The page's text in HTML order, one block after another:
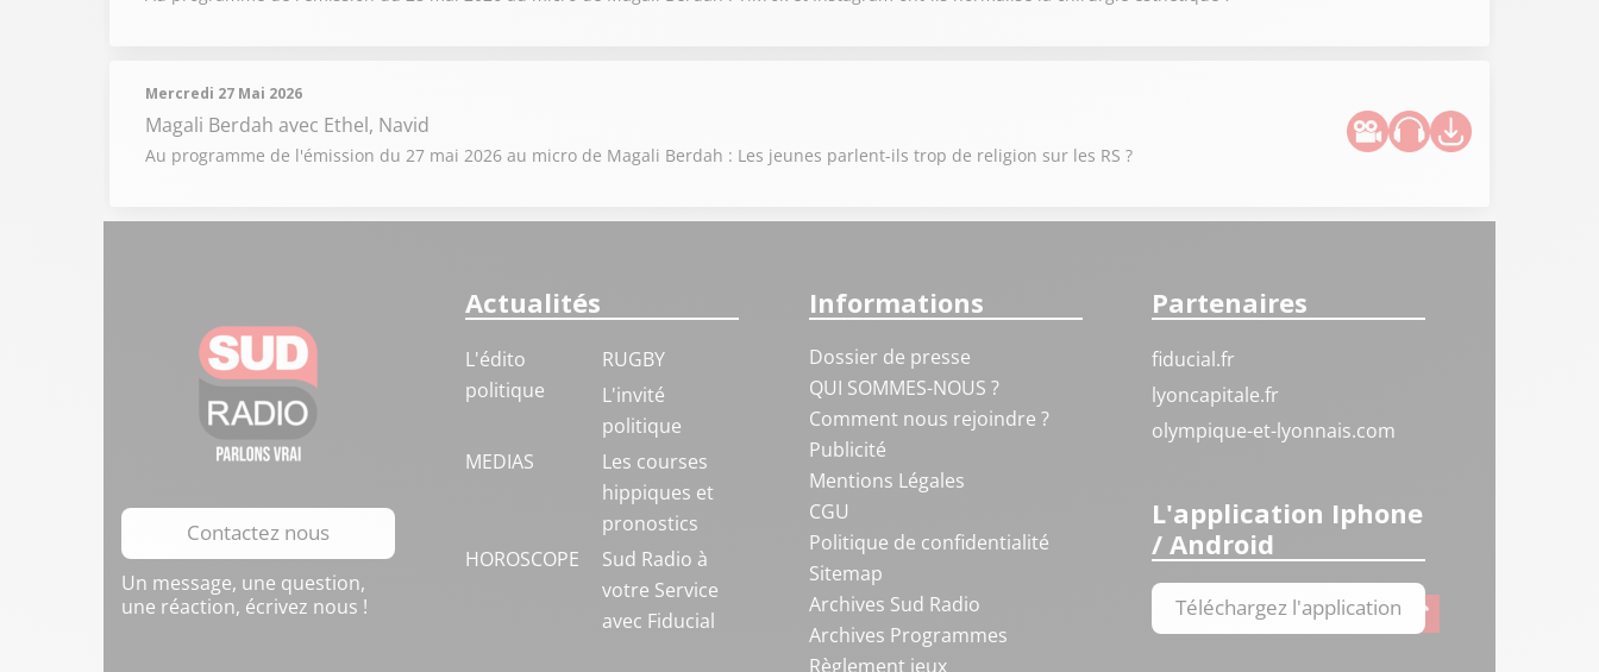
Mercredi 27 Mai 2026
Magali Berdah avec Ethel, Navid
Au programme de l'émission du 27 mai 2026 au micro de Magali Berdah : Les jeunes parlent-ils trop de religion sur les RS ?
Contactez nous
Un message, une question,
une réaction, écrivez nous !
Actualités
L'édito
politique
RUGBY
L'invité
politique
MEDIAS
Les courses
hippiques et
pronostics
HOROSCOPE
Sud Radio à
votre Service
avec Fiducial
Informations
Dossier de presse
QUI SOMMES-NOUS ?
Comment nous rejoindre ?
Publicité
Mentions Légales
CGU
Politique de confidentialité
Sitemap
Archives Sud Radio
Archives Programmes
Règlement jeux
Partenaires
fiducial.fr
lyoncapitale.fr
olympique-et-lyonnais.com
L'application Iphone
/ Android
Téléchargez l'application